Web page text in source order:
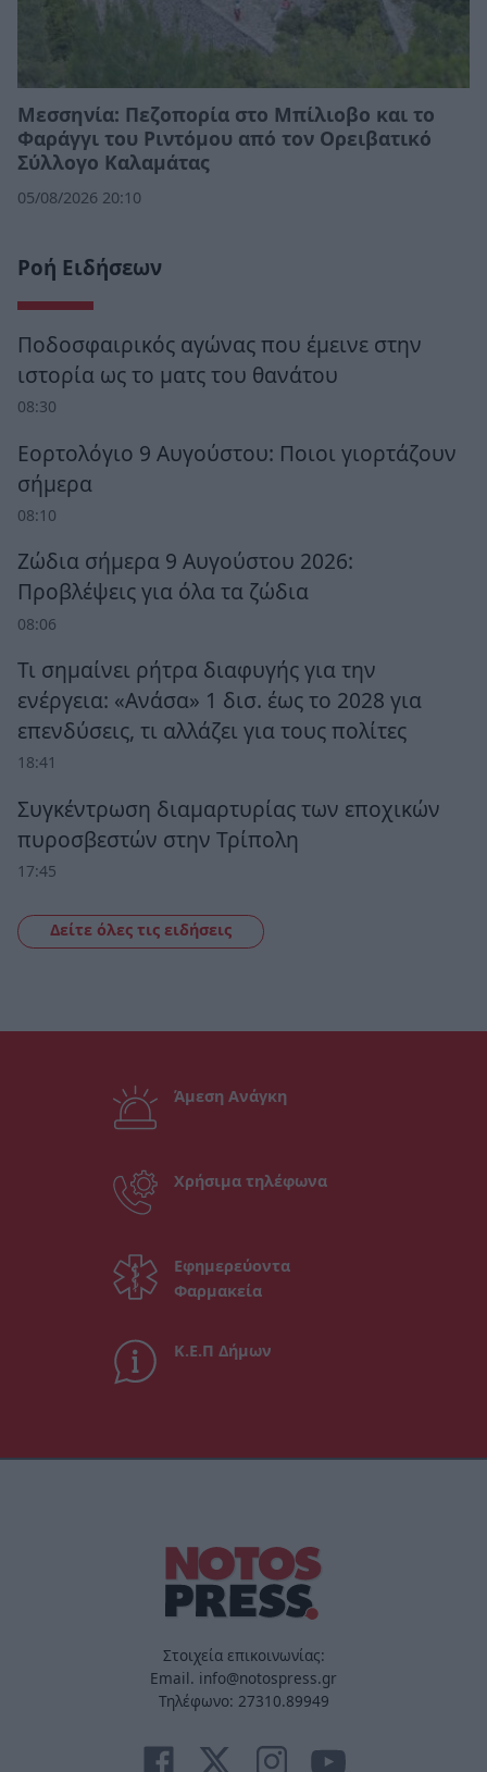
Μεσσηνία: Πεζοπορία στο Μπίλιοβο και το
Φαράγγι του Ριντόμου από τον Ορειβατικό
Σύλλογο Καλαμάτας
05/08/2026 20:10
Ροή Ειδήσεων
Ποδοσφαιρικός αγώνας που έμεινε στην
ιστορία ως το ματς του θανάτου
08:30
Εορτολόγιο 9 Αυγούστου: Ποιοι γιορτάζουν
σήμερα
08:10
Ζώδια σήμερα 9 Αυγούστου 2026:
Προβλέψεις για όλα τα ζώδια
08:06
Τι σημαίνει ρήτρα διαφυγής για την
ενέργεια: «Ανάσα» 1 δισ. έως το 2028 για
επενδύσεις, τι αλλάζει για τους πολίτες
18:41
Συγκέντρωση διαμαρτυρίας των εποχικών
πυροσβεστών στην Τρίπολη
17:45
Δείτε όλες τις ειδήσεις
Άμεση Ανάγκη
Χρήσιμα τηλέφωνα
Εφημερεύοντα
Φαρμακεία
Κ.Ε.Π Δήμων
Στοιχεία επικοινωνίας:
Email. info@notospress.gr
Τηλέφωνο: 27310.89949